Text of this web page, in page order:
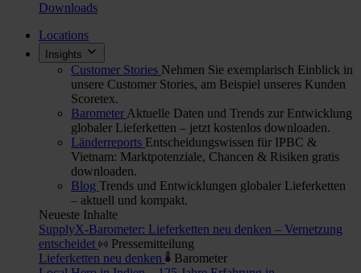
Downloads
Locations
Insights
Customer Stories Nehmen Sie exemplarisch Einblick in
unsere Customer Stories, am Beispiel unseres Kunden
Scoretex.
Barometer Aktuelle Daten und Trends zur Entwicklung
globaler Lieferketten – jetzt kostenlos downloaden.
Länderreports Entscheidungswissen für IPBC &
Vietnam: Marktpotenziale, Chancen & Risiken gratis
downloaden.
Blog Trends und Entwicklungen globaler Lieferketten
– aktuell und kompakt.
Neueste Inhalte
SupplyX-Barometer: Lieferketten neu denken – Vernetzung
entscheidet
Pressemitteilung
Lieferketten neu denken
Barometer